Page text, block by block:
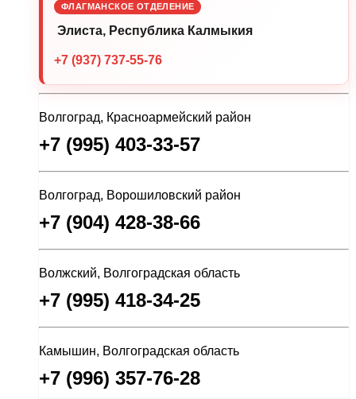
ФЛАГМАНСКОЕ ОТДЕЛЕНИЕ
Элиста, Республика Калмыкия
+7 (937) 737-55-76
Волгоград, Красноармейский район
+7 (995) 403-33-57
Волгоград, Ворошиловский район
+7 (904) 428-38-66
Волжский, Волгоградская область
+7 (995) 418-34-25
Камышин, Волгоградская область
+7 (996) 357-76-28